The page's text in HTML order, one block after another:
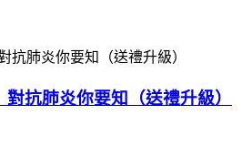
對抗肺炎你要知（送禮升級）